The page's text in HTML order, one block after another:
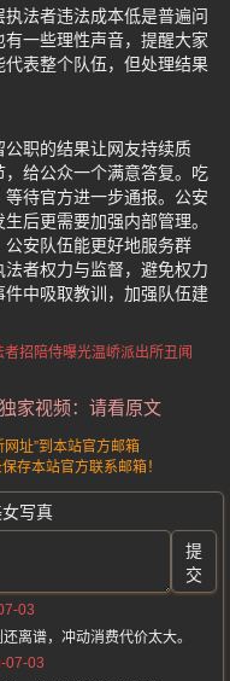
法者违法成本低是普遍问
一些理性声音，提醒大家
表整个队伍，但处理结果
职的结果让网友持续质
给公众一个满意答复。吃
待官方进一步通报。公安
后更需要加强内部管理。
安队伍能更好地服务群
者权力与监督，避免权力
中吸取教训，加强队伍建
者招陪侍曝光温峤派出所丑闻
家视频：请看原文
址”到本站官方邮箱
存本站官方联系邮箱！
写真
提
交
03
离谱，冲动消费代价太大。
07-03